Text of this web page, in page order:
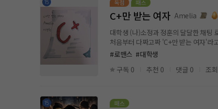
C+만 받는 여자 Amelia
대학생 (나)소정과 정훈의 달달한 채팅
#로맨스 #대학생
구독 0
추천 0 댓글 0 조